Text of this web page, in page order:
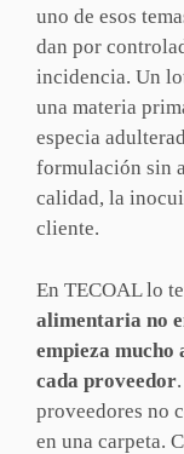
uno de esos
dan por
incidencia. Un
una materia
especia
formulación sin
calidad, la
cliente.
En TECOAL lo
alimentaria no
empieza mucho
cada proveedor
proveedores no
en una carpeta.